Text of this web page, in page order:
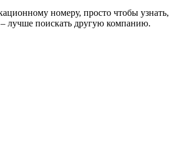
номеру, просто чтобы узнать,
лучше поискать другую компанию.